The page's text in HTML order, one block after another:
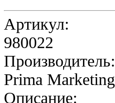
Артикул:
980022
Производитель:
Prima Marketing
Описание: